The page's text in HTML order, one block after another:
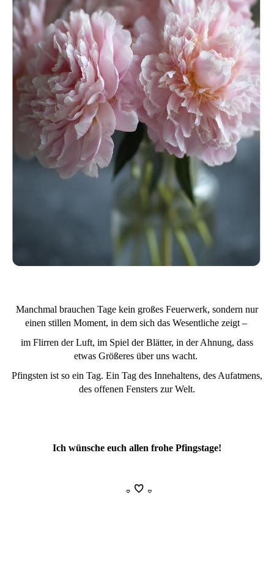
Manchmal brauchen Tage kein großes Feuerwerk, sondern nur
einen stillen Moment, in dem sich das Wesentliche zeigt –
im Flirren der Luft, im Spiel der Blätter, in der Ahnung, dass
etwas Größeres über uns wacht.
Pfingsten ist so ein Tag. Ein Tag des Innehaltens, des Aufatmens,
des offenen Fensters zur Welt.
Ich wünsche euch allen frohe Pfingstage!